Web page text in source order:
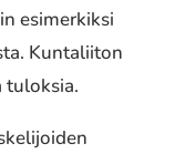
esimerkiksi
Kuntaliiton
tuloksia.